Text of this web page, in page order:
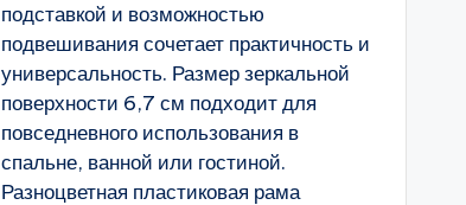
подставкой и возможностью
подвешивания сочетает практичность и
универсальность. Размер зеркальной
поверхности 6,7 см подходит для
повседневного использования в
спальне, ванной или гостиной.
Разноцветная пластиковая рама